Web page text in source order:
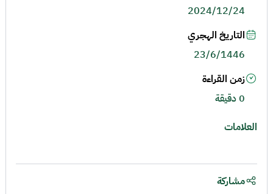
2024/12/24
التاريخ الهجري
23/6/1446
زمن القراءة
0 دقيقة
العلامات
مشاركة